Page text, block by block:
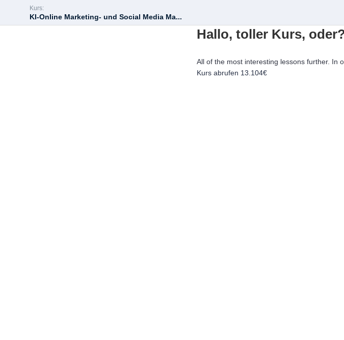
Kurs:
KI-Online Marketing- und Social Media Ma...
Hallo, toller Kurs,
All of the most interesting lessons further. In
Kurs abrufen 13.104€